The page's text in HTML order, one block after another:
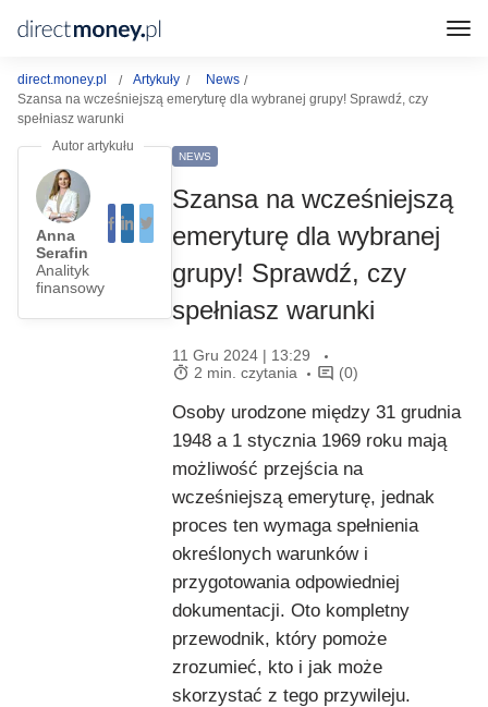
direct.money.pl Artykuły
News
Szansa na wcześniejszą emeryturę dla wybranej grupy! Sprawdź, czy
spełniasz warunki
Anna
Serafin
Analityk
finansowy
NEWS
Szansa na wcześniejszą
emeryturę dla wybranej
grupy! Sprawdź, czy
spełniasz warunki
11 Gru 2024 | 13:29
2 min. czytania
(0)
Osoby urodzone między 31 grudnia
1948 a 1 stycznia 1969 roku mają
możliwość przejścia na
wcześniejszą emeryturę, jednak
proces ten wymaga spełnienia
określonych warunków i
przygotowania odpowiedniej
dokumentacji. Oto kompletny
przewodnik, który pomoże
zrozumieć, kto i jak może
skorzystać z tego przywileju.